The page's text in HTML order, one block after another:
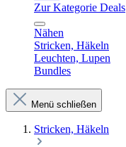
Zur Kategorie Deals
Nähen
Stricken, Häkeln
Leuchten, Lupen
Bundles
Menü schließen
Stricken, Häkeln